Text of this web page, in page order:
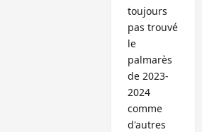
toujours
pas trouvé
le
palmarès
de 2023-
2024
comme
d'autres